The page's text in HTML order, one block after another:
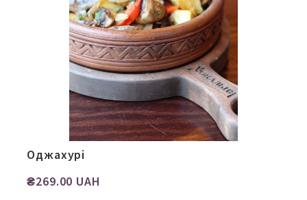
Оджахурі
₴269.00 UAH